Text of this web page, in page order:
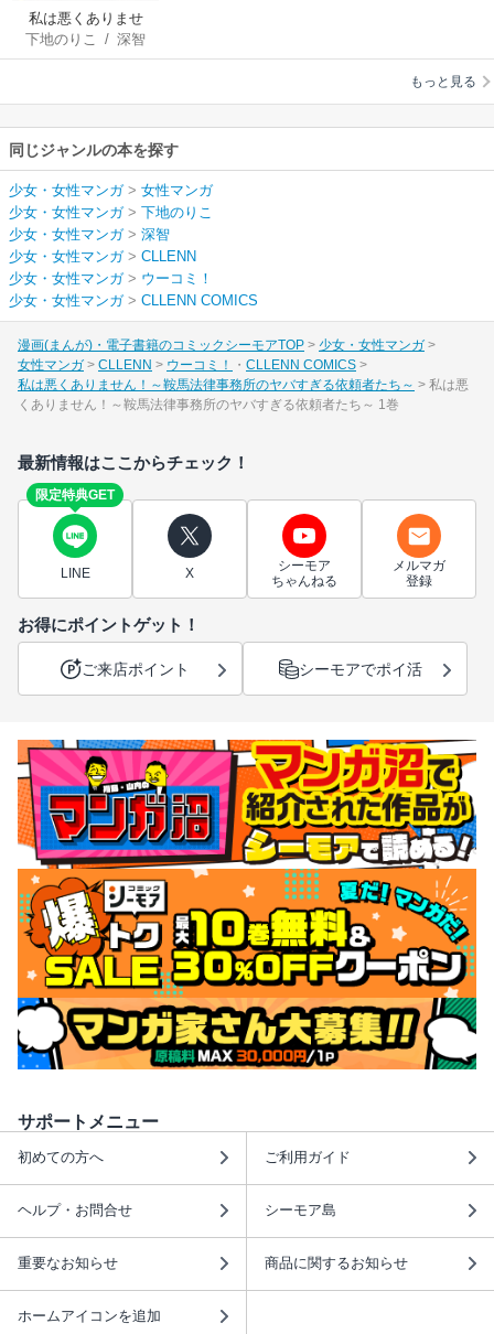
私は悪くありませ
ん！～鞍馬法律事務
所のヤバすぎる依頼
下地のりこ /深智
もっと見る
同じジャンルの本を探す
少女・女性マンガ> 女性マンガ
少女・女性マンガ> 下地のりこ
少女・女性マンガ> 深智
少女・女性マンガ> CLLENN
少女・女性マンガ> ウーコミ！
少女・女性マンガ> CLLENN COMICS
漫画(まんが)・電子書籍のコミックシーモアTOP
少女・女性マンガ
女性マンガ
CLLENN ウーコミ！
CLLENN COMICS
私は悪くありません！～鞍馬法律事務所のヤバすぎる依頼者たち～
私は悪
くありません！～鞍馬法律事務所のヤバすぎる依頼者たち～ 1巻
最新情報はここからチェック！
限定特典GET
LINE X
シーモア
ちゃんねる
メルマガ
登録
お得にポイントゲット！
ご来店ポイント シーモアでポイ活
サポートメニュー
初めての方へ ご利用ガイド
ヘルプ・お問合せ シーモア島
重要なお知らせ 商品に関するお知らせ
ホームアイコンを追加